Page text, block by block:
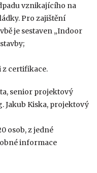
vznikajícího na
Pro zajištění
je sestaven „Indoor
z certifikace.
senior projektový
Jakub Kiska, projektový
osob, z jedné
informace